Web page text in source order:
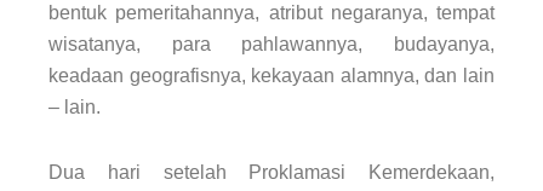
bentuk pemeritahannya, atribut negaranya, tempat
wisatanya, para pahlawannya, budayanya,
keadaan geografisnya, kekayaan alamnya, dan lain
– lain.
Dua hari setelah Proklamasi Kemerdekaan,